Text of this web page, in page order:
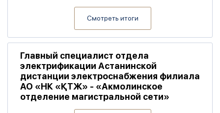
Смотреть итоги
Главный специалист отдела
электрификации Астанинской
дистанции электроснабжения филиала
АО «НК «ҚТЖ» - «Акмолинское
отделение магистральной сети»